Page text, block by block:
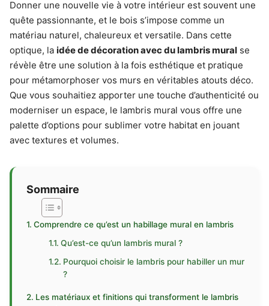
Donner une nouvelle vie à votre intérieur est souvent une
quête passionnante, et le bois s’impose comme un
matériau naturel, chaleureux et versatile. Dans cette
optique, la idée de décoration avec du lambris mural se
révèle être une solution à la fois esthétique et pratique
pour métamorphoser vos murs en véritables atouts déco.
Que vous souhaitiez apporter une touche d’authenticité ou
moderniser un espace, le lambris mural vous offre une
palette d’options pour sublimer votre habitat en jouant
avec textures et volumes.
Sommaire
Comprendre ce qu’est un habillage mural en lambris
Qu’est-ce qu’un lambris mural ?
Pourquoi choisir le lambris pour habiller un mur
?
Les matériaux et finitions qui transforment le lambris